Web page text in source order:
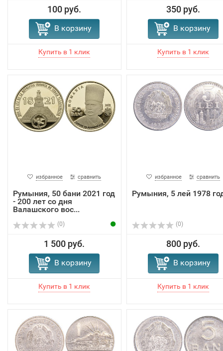
100 руб.
В корзину
350 руб.
В корзину
избранное сравнить
Румыния, 50 бани 2021 год
- 200 лет со дня
Валашского вос...
(0)
1 500 руб.
В корзину
избранное сравнить
Румыния, 5 лей 1978
(0)
800 руб.
В корзину